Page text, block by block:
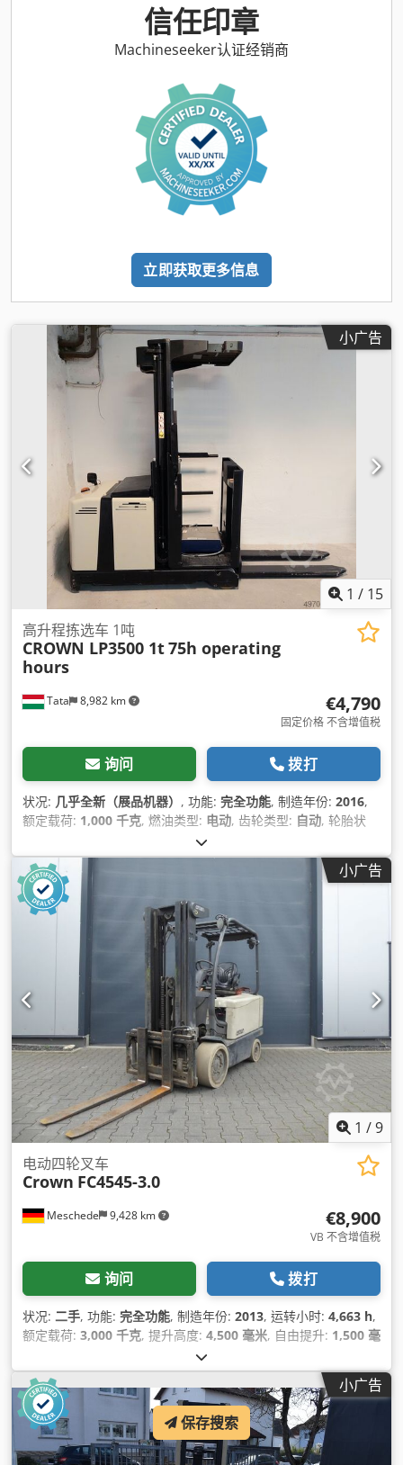
信任印章
Machineseeker认证经销商
立即获取更多信息
小广告
1 / 15
Tata 8,982 km
高升程拣选车 1吨
CROWN LP3500 1t75h operating
hours
€4,790
固定价格 不含增值税
询问 拨打
状况: 几乎全新（展品机器） , 功能: 完全功能, 制造年份: 2016,
额定载荷: 1,000 千克, 燃油类型: 电动, 齿轮类型: 自动, 轮胎状
小广告
1 /9
Meschede 9,428 km
电动四轮叉车
Crown FC4545-3.0
€8,900
VB 不含增值税
询问 拨打
状况: 二手, 功能: 完全功能, 制造年份: 2013, 运转小时: 4,663 h,
额定载荷: 3,000 千克, 提升高度: 4,500 毫米, 自由提升: 1,500 毫
三重式 (triplex)
毫米, 叉长:1,200 毫米, 驱动类型:Elektro,
小广告
保存搜索